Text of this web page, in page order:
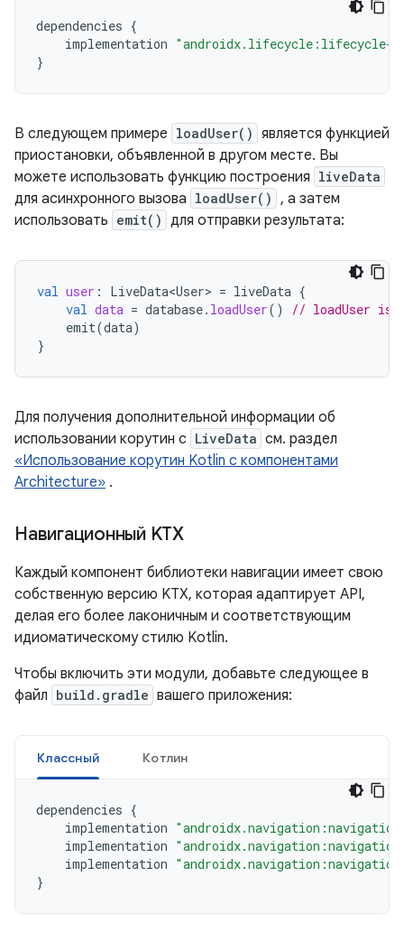
dependencies {
implementation "androidx.lifecycle:lifecycle-
}
В следующем примере loadUser() является функцией
приостановки, объявленной в другом месте. Вы
можете использовать функцию построения liveData
для асинхронного вызова loadUser() , а затем
использовать emit() для отправки результата:
val user : LiveData<User> = liveData {
val data = database. loadUser()
// loadUser is
emit(data)
}
Для получения дополнительной информации об
использовании корутин с LiveData см. раздел
«Использование корутин Kotlin с компонентами
Architecture» .
Навигационный KTX
Каждый компонент библиотеки навигации имеет свою
собственную версию KTX, которая адаптирует API,
делая его более лаконичным и соответствующим
идиоматическому стилю Kotlin.
Чтобы включить эти модули, добавьте следующее в
файл build.gradle вашего приложения:
Классный Котлин
dependencies {
implementation
implementation
implementation
}